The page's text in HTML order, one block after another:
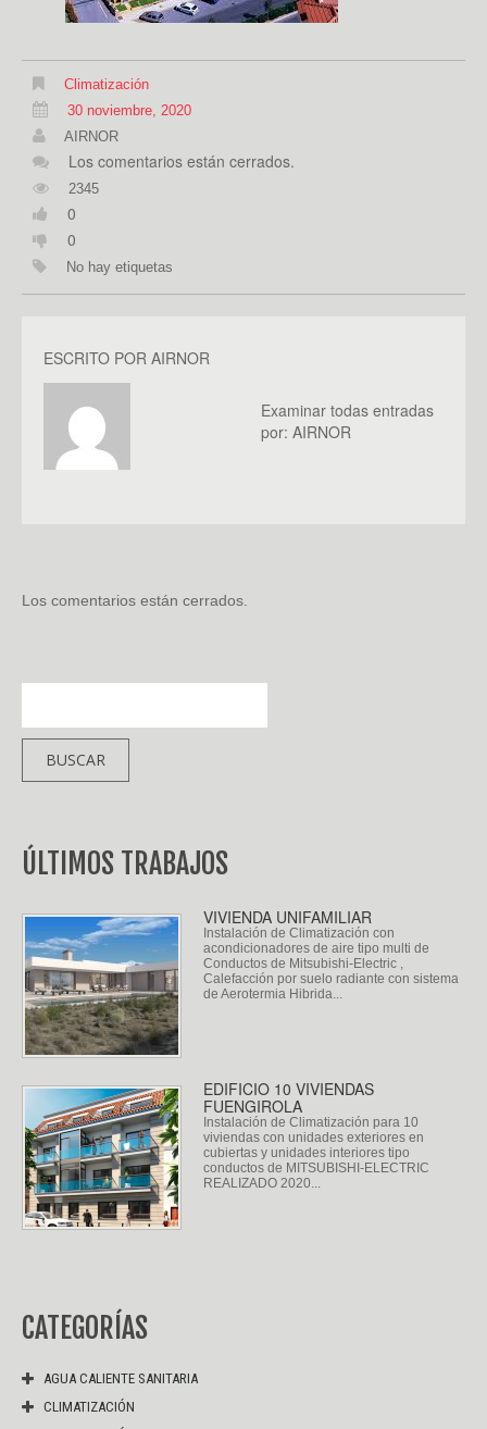
Climatización
30 noviembre, 2020
AIRNOR
Los comentarios están cerrados.
2345
0
0
No hay etiquetas
ESCRITO POR AIRNOR
Examinar todas entradas
por: AIRNOR
Los comentarios están cerrados.
ÚLTIMOS TRABAJOS
VIVIENDA UNIFAMILIAR
Instalación de Climatización con
acondicionadores de aire tipo multi de
Conductos de Mitsubishi-Electric ,
Calefacción por suelo radiante con sistema
de Aerotermia Hibrida...
EDIFICIO 10 VIVIENDAS
FUENGIROLA
Instalación de Climatización para 10
viviendas con unidades exteriores en
cubiertas y unidades interiores tipo
conductos de MITSUBISHI-ELECTRIC
REALIZADO 2020...
CATEGORÍAS
AGUA CALIENTE SANITARIA
CLIMATIZACIÓN